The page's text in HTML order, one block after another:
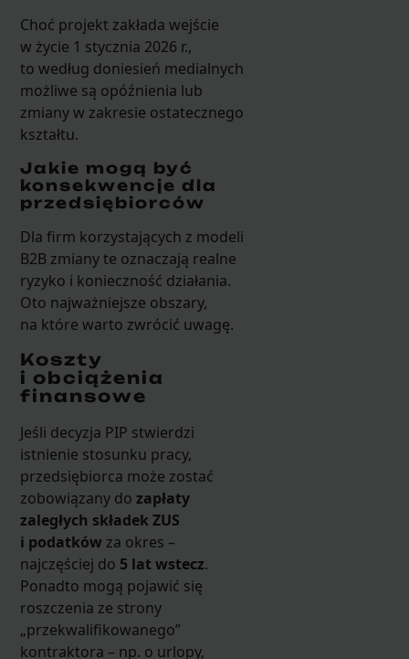
Choć projekt zakłada wejście
w życie 1 stycznia 2026 r.,
to według doniesień medialnych
możliwe są opóźnienia lub
zmiany w zakresie ostatecznego
kształtu.
Jakie mogą być
konsekwencje dla
przedsiębiorców
Dla firm korzystających z modeli
B2B zmiany te oznaczają realne
ryzyko i konieczność działania.
Oto najważniejsze obszary,
na które warto zwrócić uwagę.
Koszty
i obciążenia
finansowe
Jeśli decyzja PIP stwierdzi
istnienie stosunku pracy,
przedsiębiorca może zostać
zobowiązany do zapłaty
zaległych składek ZUS
i podatków za okres –
najczęściej do 5 lat wstecz.
Ponadto mogą pojawić się
roszczenia ze strony
„przekwalifikowanego”
kontraktora – np. o urlopy,